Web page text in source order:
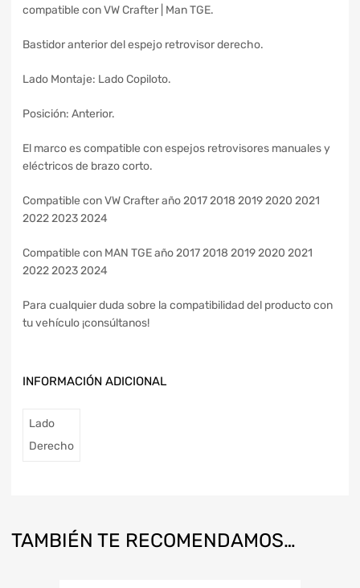
compatible con VW Crafter | Man TGE.
Bastidor anterior del espejo retrovisor derecho.
Lado Montaje: Lado Copiloto.
Posición: Anterior.
El marco es compatible con espejos retrovisores manuales y
eléctricos de brazo corto.
Compatible con VW Crafter año 2017 2018 2019 2020 2021
2022 2023 2024
Compatible con MAN TGE año 2017 2018 2019 2020 2021
2022 2023 2024
Para cualquier duda sobre la compatibilidad del producto con
tu vehículo ¡consúltanos!
INFORMACIÓN ADICIONAL
Lado
Derecho
TAMBIÉN TE RECOMENDAMOS…